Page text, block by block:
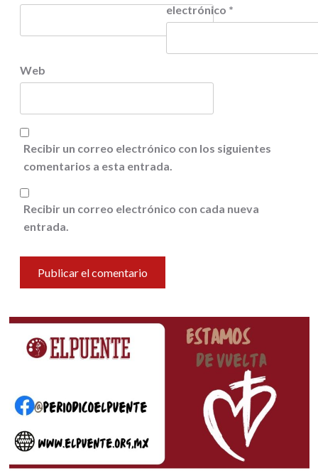
electrónico *
Web
Recibir un correo electrónico con los siguientes
comentarios a esta entrada.
Recibir un correo electrónico con cada nueva
entrada.